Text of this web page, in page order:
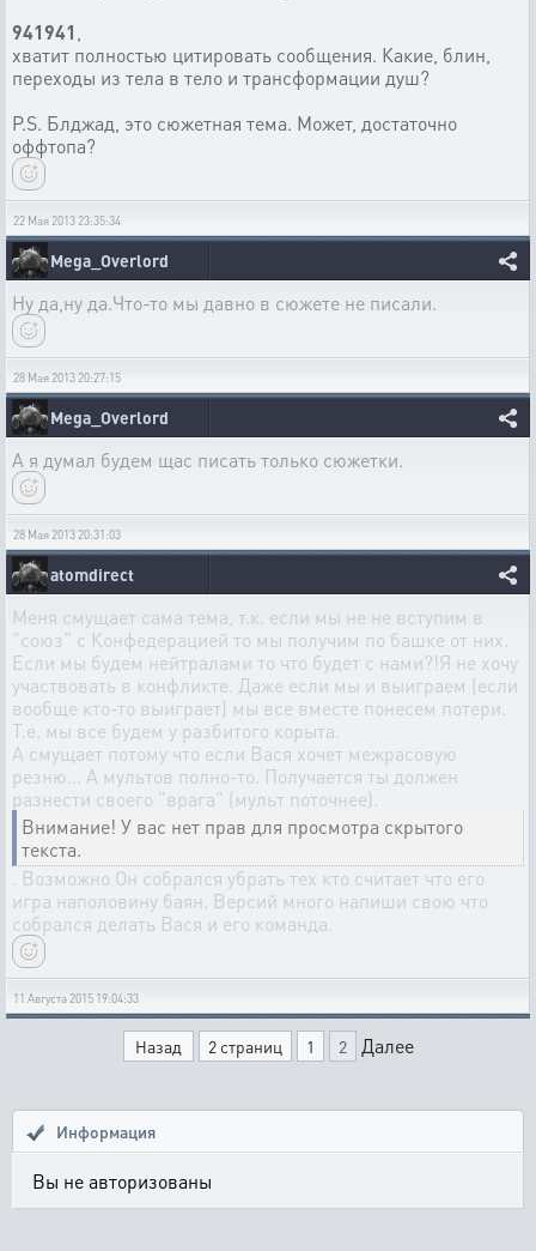
941941
хватит полностью цитировать сообщения. Какие, блин,
переходы из тела в тело и трансформации душ?
P.S. Блджад, это сюжетная тема. Может, достаточно
оффтопа?
22 Мая 2013 23:35:34
Mega_Overlord
Ну да,ну да.Что-то мы давно в сюжете не писали.
28 Мая 2013 20:27:15
Mega_Overlord
А я думал будем щас писать только сюжетки.
28 Мая 2013 20:31:03
atomdirect
Меня смущает сама тема, т.к. если мы не не вступим в
"союз" с Конфедерацией то мы получим по башке от них.
Если мы будем нейтралами то что будет с нами?!Я не хочу
участвовать в конфликте. Даже если мы и выиграем (если
вообще кто-то выиграет) мы все вместе понесем потери.
Т.е. мы все будем у разбитого корыта.
А смущает потому что если Вася хочет межрасовую
резню... А мультов полно-то. Получается ты должен
разнести своего "врага" (мульт поточнее).
Внимание! У вас нет прав для просмотра скрытого
текста.
. Возможно Он собрался убрать тех кто считает что его
игра наполовину баян. Версий много напиши свою что
собрался делать Вася и его команда.
11 Августа 2015 19:04:33
Назад 2 страниц 1 2 Далее
Информация
Вы не авторизованы